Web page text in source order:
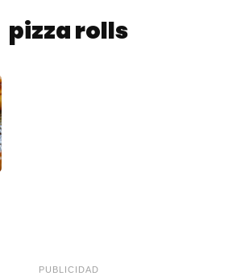
pizza rolls
PUBLICIDAD